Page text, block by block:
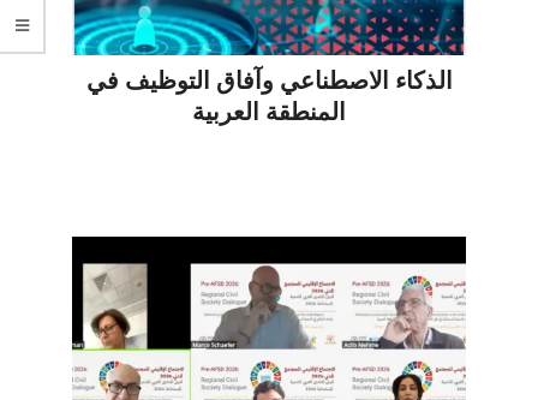
الذكاء الاصطناعي وآفاق التوظيف في
المنطقة العربية